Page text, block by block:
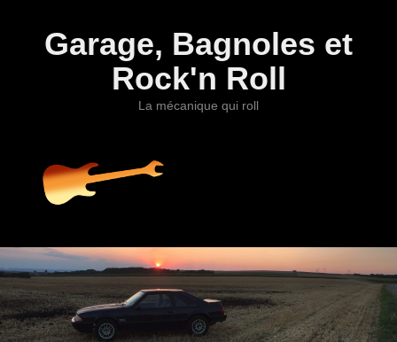
Garage, Bagnoles et
Rock'n Roll
La mécanique qui roll